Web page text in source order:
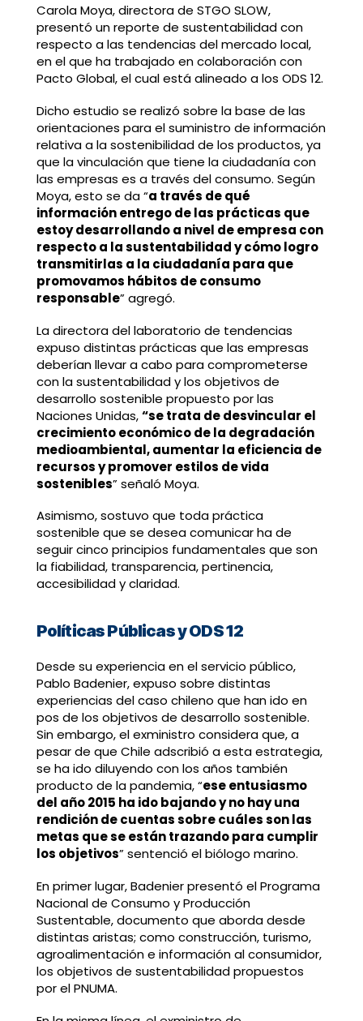
Carola Moya, directora de STGO SLOW,
presentó un reporte de sustentabilidad con
respecto a las tendencias del mercado local,
en el que ha trabajado en colaboración con
Pacto Global, el cual está alineado a los ODS 12.
Dicho estudio se realizó sobre la base de las
orientaciones para el suministro de información
relativa a la sostenibilidad de los productos, ya
que la vinculación que tiene la ciudadanía con
las empresas es a través del consumo. Según
Moya, esto se da “a través de qué
información entrego de las prácticas que
estoy desarrollando a nivel de empresa con
respecto a la sustentabilidad y cómo logro
transmitirlas a la ciudadanía para que
promovamos hábitos de consumo
responsable” agregó.
La directora del laboratorio de tendencias
expuso distintas prácticas que las empresas
deberían llevar a cabo para comprometerse
con la sustentabilidad y los objetivos de
desarrollo sostenible propuesto por las
Naciones Unidas,“se trata de desvincular el
crecimiento económico de la degradación
medioambiental, aumentar la eficiencia de
recursos y promover estilos de vida
sostenibles” señaló Moya.
Asimismo, sostuvo que toda práctica
sostenible que se desea comunicar ha de
seguir cinco principios fundamentales que son
la fiabilidad, transparencia, pertinencia,
accesibilidad y claridad.
Políticas Públicas y ODS 12
Desde su experiencia en el servicio público,
Pablo Badenier, expuso sobre distintas
experiencias del caso chileno que han ido en
pos de los objetivos de desarrollo sostenible.
Sin embargo, el exministro considera que, a
pesar de que Chile adscribió a esta estrategia,
se ha ido diluyendo con los años también
producto de la pandemia, “ese entusiasmo
del año 2015 ha ido bajando y no hay una
rendición de cuentas sobre cuáles son las
metas que se están trazando para cumplir
los objetivos” sentenció el biólogo marino.
En primer lugar, Badenier presentó el Programa
Nacional de Consumo y Producción
Sustentable, documento que aborda desde
distintas aristas; como construcción, turismo,
agroalimentación e información al consumidor,
los objetivos de sustentabilidad propuestos
por el PNUMA.